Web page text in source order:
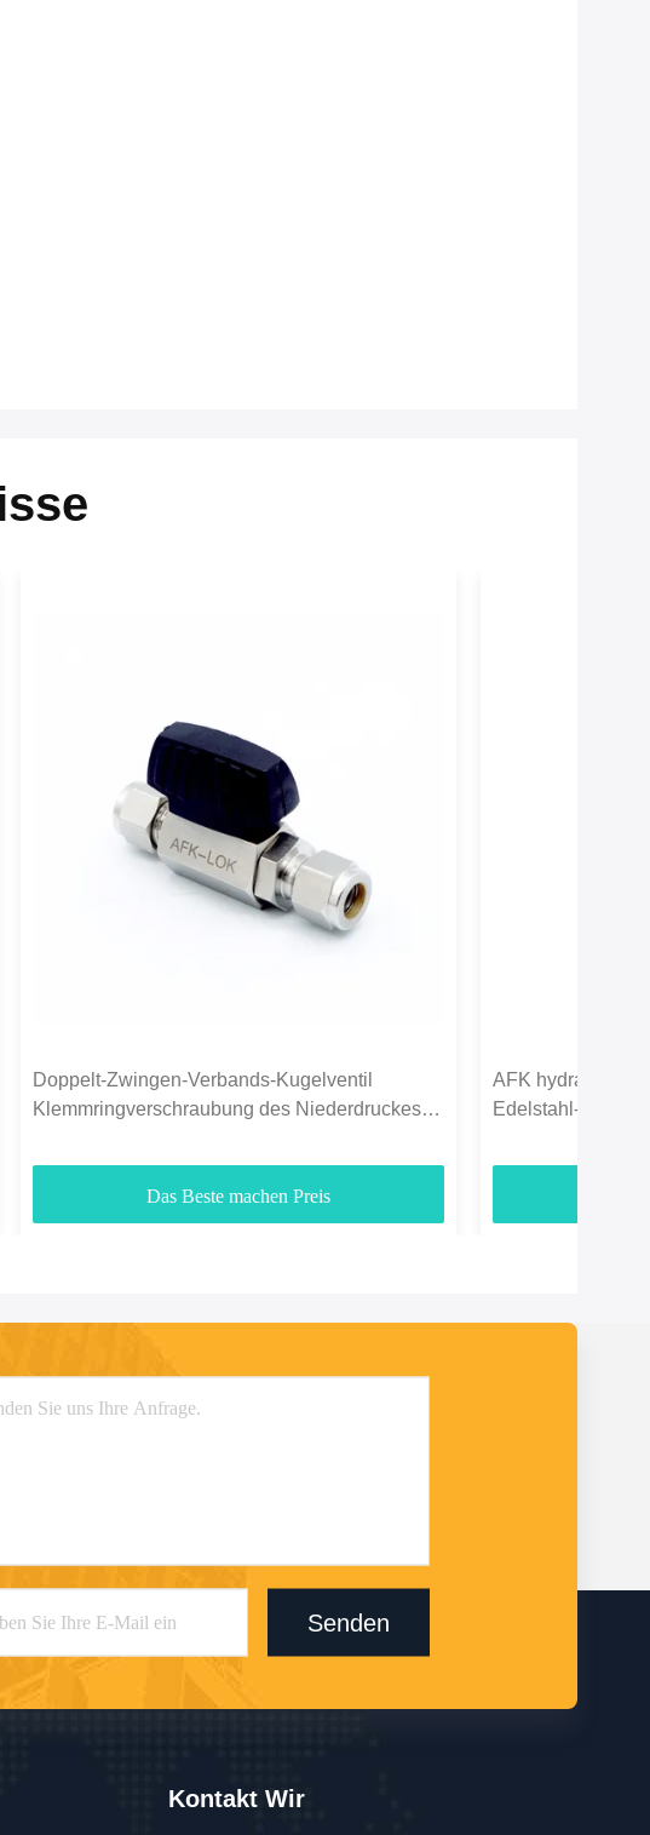
Doppelt-Zwingen-Verbands-Kugelventil
Klemmringverschraubung des Niederdruckes
Das Beste machen Preis
AFK
Edelstahl-
Senden
Kontakt Wir